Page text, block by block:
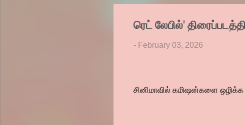
ரெட் லேபில்'
- February 03, 2026
சினிமாவில் கமிஷன்களை ஒழிக்க